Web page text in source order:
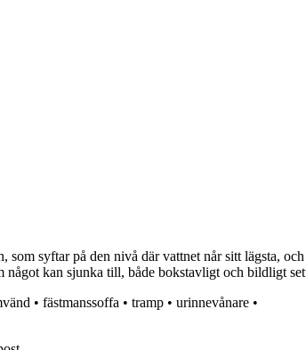
som syftar på den nivå där vattnet når sitt lägsta,
något kan sjunka till, både bokstavligt och bildligt
• fästmanssoffa • tramp • urinnevånare •